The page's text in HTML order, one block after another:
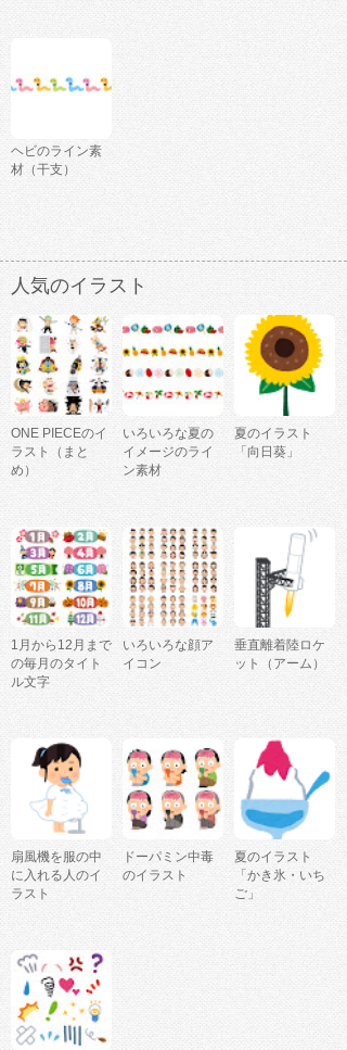
ヘビのライン素
材（干支）
人気のイラスト
ONE PIECEのイ
ラスト（まと
め）
いろいろな夏の
イメージのライ
ン素材
夏のイラスト
「向日葵」
1月から12月まで
の毎月のタイト
ル文字
いろいろな顔ア
イコン
垂直離着陸ロケ
ット（アーム）
扇風機を服の中
に入れる人のイ
ラスト
ドーパミン中毒
のイラスト
夏のイラスト
「かき氷・いち
ご」